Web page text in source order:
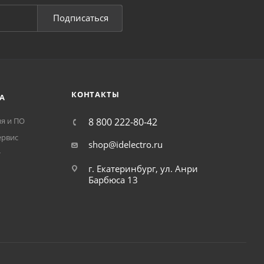
Подписаться
и ПО
КОНТАКТЫ
8 800 222-80-42
shop@idelectro.ru
г. Екатеринбург, ул. Анри
Барбюса 13